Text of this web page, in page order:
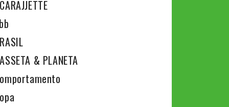
& PLANETA